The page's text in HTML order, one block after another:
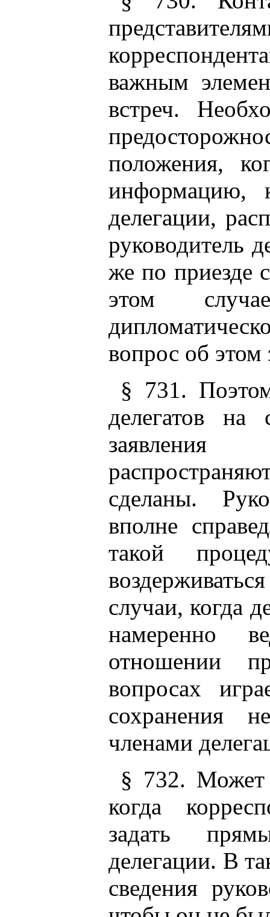
важным
встреч.
положения,
информацию,
делегации,
руководитель
же по приезде
этом
вопрос об этом
§ 731.
делегатов
заявления
сделаны.
вполне
такой
случаи, когда
намеренно
отношении
вопросах
сохранения
членами
§ 732. Может
когда
задать
делегации. В
сведения